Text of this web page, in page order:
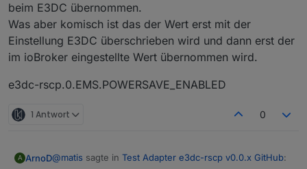
beim E3DC übernommen.
Was aber komisch ist das der Wert erst mit der
Einstellung E3DC überschrieben wird und dann erst der
im ioBroker eingestellte Wert übernommen wird.
e3dc-rscp.0.EMS.POWERSAVE_ENABLED
1 Antwort 0
A ArnoD@matis sagte in Test Adapter e3dc-rscp v0.0.x GitHub: